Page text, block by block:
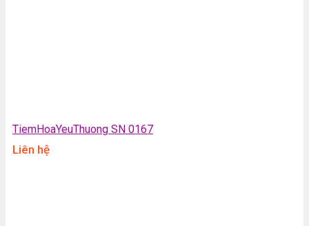
TiemHoaYeuThuong SN 0167
Liên hệ